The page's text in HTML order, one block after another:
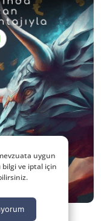
uygun
bilgi ve iptal için